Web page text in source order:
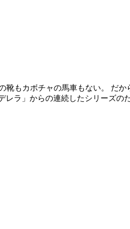
もカボチャの馬車もない。 だ
ラ」からの連続したシリーズの